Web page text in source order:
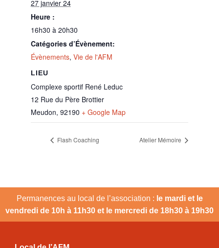
27 janvier 24
Heure :
16h30 à 20h30
Catégories d’Évènement:
Évènements, Vie de l'AFM
LIEU
Complexe sportif René Leduc
12 Rue du Père Brottier
Meudon, 92190 + Google Map
Flash Coaching Atelier Mémoire
Permanences au local de l’association : le mardi et le
vendredi de 10h à 11h30 et le mercredi de 18h30 à 19h30